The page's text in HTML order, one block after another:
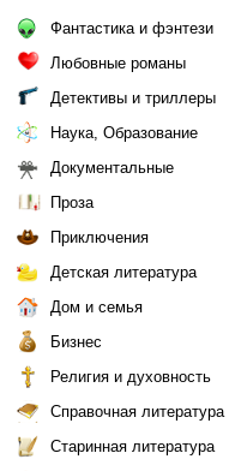
Фантастика и фэнтези
Любовные романы
Детективы и триллеры
Наука, Образование
Документальные
Проза
Приключения
Детская литература
Дом и семья
Бизнес
Религия и духовность
Справочная литература
Старинная литература